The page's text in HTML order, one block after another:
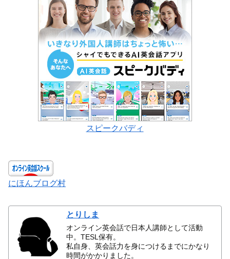
スピークバディ
にほんブログ村
とりしま
オンライン英会話で日本人講師として活動
中。TESL保有。
私自身、英会話力を身につけるまでにかなり
時間がかかりました。